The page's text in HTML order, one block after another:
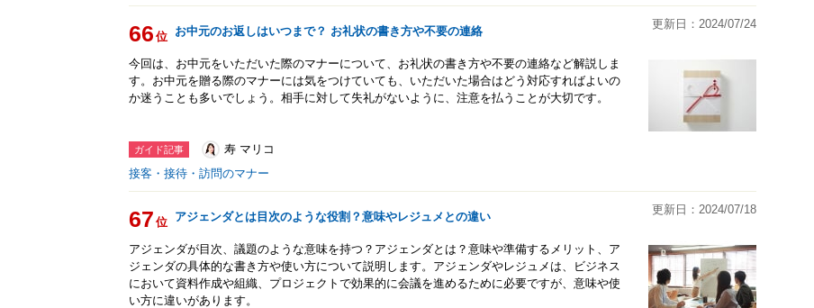
66 位 お中元のお返しはいつまで？ お礼状の書き方や不要の連絡
更新日：2024/07/24
今回は、お中元をいただいた際のマナーについて、お礼状の書き方や不要の連絡など解説しま
す。お中元を贈る際のマナーには気をつけていても、いただいた場合はどう対応すればよいの
か迷うことも多いでしょう。相手に対して失礼がないように、注意を払うことが大切です。
ガイド記事
寿 マリコ
接客・接待・訪問のマナー
67 位 アジェンダとは目次のような役割？意味やレジュメとの違い
更新日：2024/07/18
アジェンダが目次、議題のような意味を持つ？アジェンダとは？意味や準備するメリット、ア
ジェンダの具体的な書き方や使い方について説明します。アジェンダやレジュメは、ビジネス
において資料作成や組織、プロジェクトで効果的に会議を進めるために必要ですが、意味や使
い方に違いがあります。